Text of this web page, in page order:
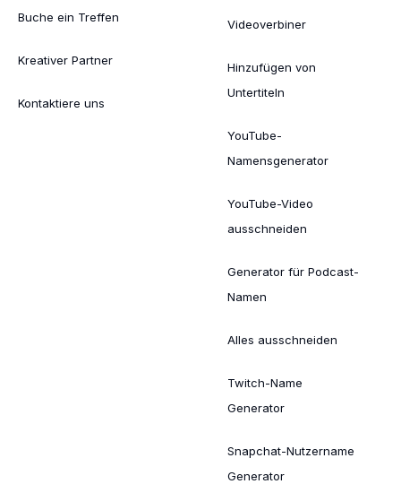
Buche ein Treffen
Kreativer Partner
Kontaktiere uns
Videoverbiner
Hinzufügen von
Untertiteln
YouTube-
Namensgenerator
YouTube-Video
ausschneiden
Generator für Podcast-
Namen
Alles ausschneiden
Twitch-Name
Generator
Snapchat-Nutzername
Generator